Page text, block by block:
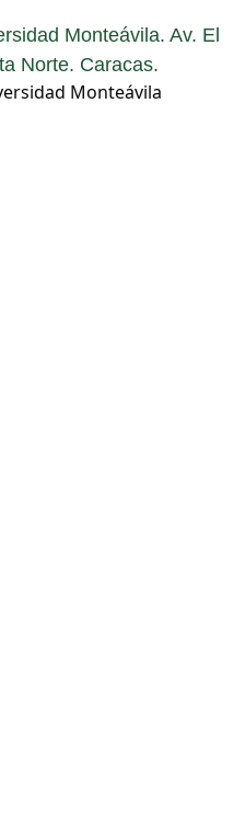
Monteávila. Av. El
Norte. Caracas.
Monteávila